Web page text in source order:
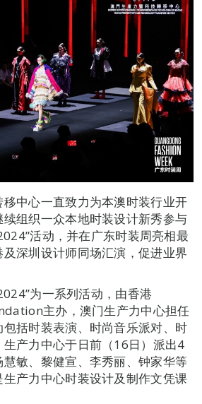
中心一直致力为本澳时装行业开
组织一众本地时装设计新秀参与
活动，并在广东时装周亮相最
深圳设计师同场汇演，促进业界
为一系列活动，由香港
主办，澳门生产力中心担任
括时装表演、时尚音乐派对、时
产力中心于日前（16日）派出4
敏、黎健宣、李秀丽、钟家华等
产力中心时装设计及制作文凭课